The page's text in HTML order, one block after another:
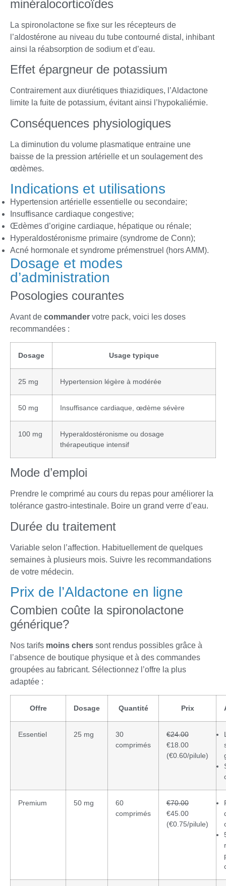
minéralocorticoïdes
La spironolactone se fixe sur les récepteurs de
l’aldostérone au niveau du tube contourné distal, inhibant
ainsi la réabsorption de sodium et d’eau.
Effet épargneur de potassium
Contrairement aux diurétiques thiazidiques, l’Aldactone
limite la fuite de potassium, évitant ainsi l’hypokaliémie.
Conséquences physiologiques
La diminution du volume plasmatique entraine une
baisse de la pression artérielle et un soulagement des
œdèmes.
Indications et utilisations
Hypertension artérielle essentielle ou secondaire;
Insuffisance cardiaque congestive;
Œdèmes d’origine cardiaque, hépatique ou rénale;
Hyperaldostéronisme primaire (syndrome de Conn);
Acné hormonale et syndrome prémenstruel (hors AMM).
Dosage et modes
d’administration
Posologies courantes
Avant de commander votre pack, voici les doses
recommandées :
Dosage Usage typique
25 mg Hypertension légère à modérée
50 mg Insuffisance cardiaque, œdème sévère
100 mg
Hyperaldostéronisme ou dosage
thérapeutique intensif
Mode d’emploi
Prendre le comprimé au cours du repas pour améliorer la
tolérance gastro-intestinale. Boire un grand verre d’eau.
Durée du traitement
Variable selon l’affection. Habituellement de quelques
semaines à plusieurs mois. Suivre les recommandations
de votre médecin.
Prix de l’Aldactone en ligne
Combien coûte la spironolactone
générique?
Nos tarifs moins chers sont rendus possibles grâce à
l’absence de boutique physique et à des commandes
groupées au fabricant. Sélectionnez l’offre la plus
adaptée :
Offre Dosage Quantité Prix
Essentiel 25 mg
30
comprimés
€24.00
€18.00
(€0.60/pilule)
Premium 50 mg
60
comprimés
€70.00
€45.00
(€0.75/pilule)